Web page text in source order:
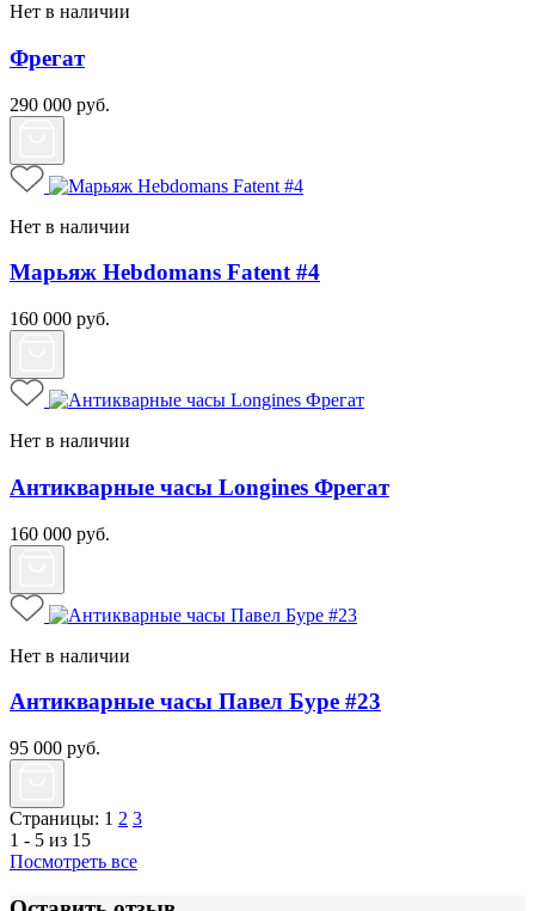
Нет в наличии
Фрегат
290 000 руб.
Нет в наличии
Марьяж Hebdomans Fatent #4
160 000 руб.
Нет в наличии
Антикварные часы Longines Фрегат
160 000 руб.
Нет в наличии
Антикварные часы Павел Буре #23
95 000 руб.
Страницы: 1 2 3
1 - 5 из 15
Посмотреть все